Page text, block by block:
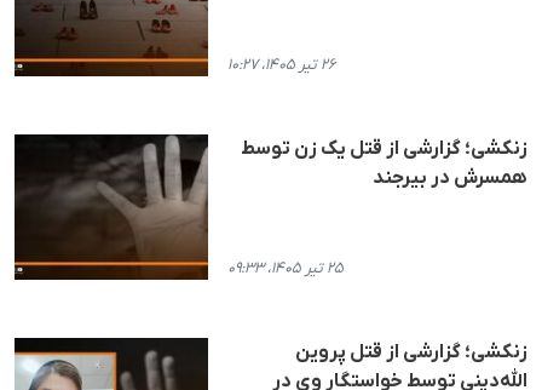
۲۶ تیر ۱۴۰۵، ۱۰:۲۷
زنکشی؛ گزارشی از قتل یک زن توسط
همسرش در بیرجند
۲۵ تیر ۱۴۰۵، ۰۹:۳۳
زنکشی؛ گزارشی از قتل پروین
الله‌دینی توسط خواستگار وی در